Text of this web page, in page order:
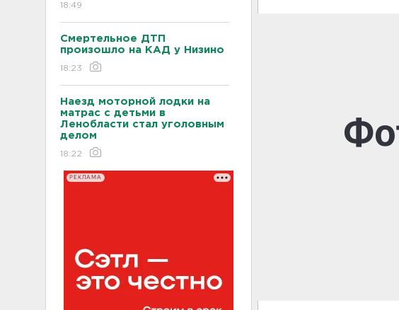
18:49
Смертельное ДТП
произошло на КАД у Низино
18:23
Наезд моторной лодки на
матрас с детьми в
Ленобласти стал уголовным
делом
18:22
РЕКЛАМА